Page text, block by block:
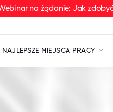
na żądanie: Jak
NAJLEPSZE MIEJSCA PRACY